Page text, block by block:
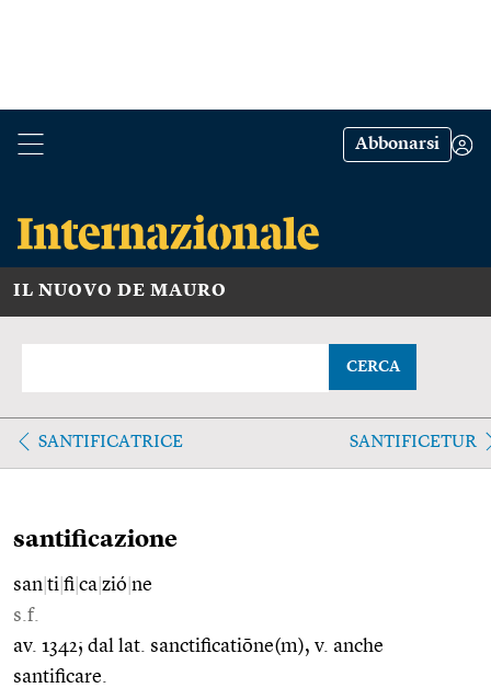
Abbonarsi
IL NUOVO DE MAURO
CERCA
SANTIFICATRICE SANTIFICETUR
santificazione
san ti fi ca zió ne
s.f.
av. 1342; dal lat. sanctificatiōne(m), v. anche
santificare.